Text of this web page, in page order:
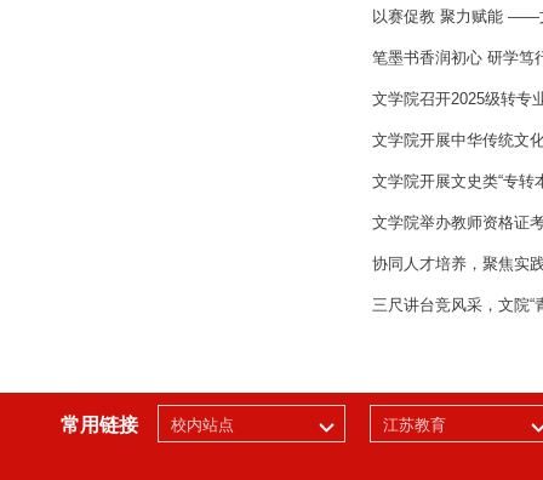
以赛促教 聚力赋能 ——
笔墨书香润初心 研学
文学院召开2025级转专
文学院开展中华传统文
文学院开展文史类“专转
文学院举办教师资格证
协同人才培养，聚焦实
三尺讲台竞风采，文院
常用链接 校内站点 江苏教育